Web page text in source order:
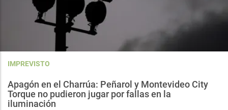
IMPREVISTO
Apagón en el Charrúa: Peñarol y Montevideo City
Torque no pudieron jugar por fallas en la
iluminación